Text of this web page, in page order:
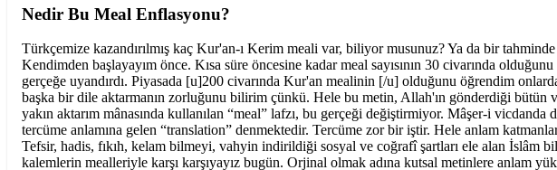
Nedir Bu Meal Enflasyonu?
Türkçemize kazandırılmış kaç Kur'an-ı Kerim meali var, biliyor musunuz? Ya da bir tahminde
Kendimden başlayayım önce. Kısa süre öncesine kadar meal sayısının 30 civarında
gerçeğe uyandırdı. Piyasada [u]200 civarında Kur'an mealinin [/u] olduğunu öğrendim
başka bir dile aktarmanın zorluğunu bilirim çünkü. Hele bu metin, Allah'ın gönderdiği bütün
yakın aktarım mânasında kullanılan “meal” lafzı, bu gerçeği değiştirmiyor. Mâşer-i
tercüme anlamına gelen “translation” denmektedir. Tercüme zor bir iştir. Hele anlam
Tefsir, hadis, fıkıh, kelam bilmeyi, vahyin indirildiği sosyal ve coğrafî şartları ele alan İslâm
kalemlerin mealleriyle karşı karşıyayız bugün. Orjinal olmak adına kutsal metinlere anlam